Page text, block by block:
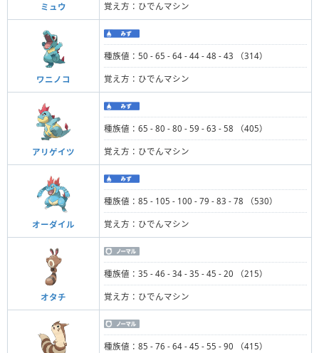
ミュウ 覚え方：ひでんマシン
ワニノコ
種族値：50 - 65 - 64 - 44 - 48 - 43 （314）
覚え方：ひでんマシン
アリゲイツ
種族値：65 - 80 - 80 - 59 - 63 - 58 （405）
覚え方：ひでんマシン
オーダイル
種族値：85 - 105 - 100 - 79 - 83 - 78 （530）
覚え方：ひでんマシン
オタチ
種族値：35 - 46 - 34 - 35 - 45 - 20 （215）
覚え方：ひでんマシン
種族値：85 - 76 - 64 - 45 - 55 - 90 （415）